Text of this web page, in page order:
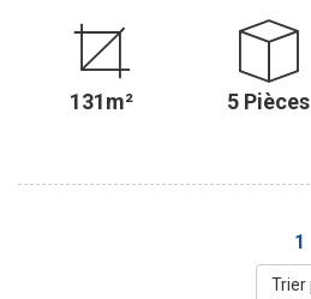
Montparnasse, nous avons le
appartement - ancien atelier d'artiste -
Villa Gabriel ; une très jolie
bénéficie d'une allée privée, pavée et arborée.
sensation d'espace opère grâce
mezzanine, sa très grande baie vitrée
spacieuse pièce de vie, une cuisine
équipée, une buanderie et un water-closet
accessible par un escalier intérieur :
de bains avec leur propre
131m² 5 Pièces
1
Trier